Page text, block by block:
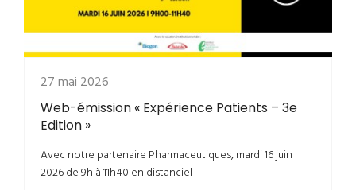
27 mai 2026
Web-émission « Expérience Patients – 3e
Edition »
Avec notre partenaire Pharmaceutiques, mardi 16 juin
2026 de 9h à 11h40 en distanciel